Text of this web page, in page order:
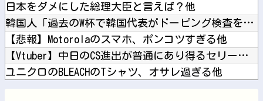
日本をダメにした総理大臣と言えば？他
韓国人「過去のW杯で韓国代表がドーピング検査をすり抜けるよう...
【悲報】Motorolaのスマホ、ポンコツすぎる他
【Vtuber】中日のCS進出が普通にあり得るセリーグ他
ユニクロのBLEACHのTシャツ、オサレ過ぎる他